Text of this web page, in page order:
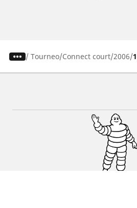
/ Tourneo Connect court 2006